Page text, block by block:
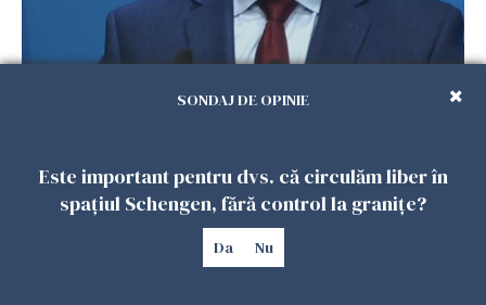
diaspora: „România trebuie să rămână
aproape de cetățenii săi oriunde s-ar afla”
31 MAI 2026
SONDAJ DE OPINIE
Este important pentru dvs. că circulăm liber în
spațiul Schengen, fără control la granițe?
Da Nu